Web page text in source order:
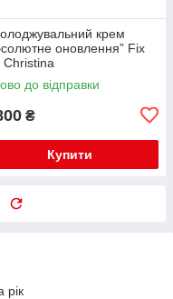
крем
оновлення” Fix
Christina
до відправки
₴
Купити
рік